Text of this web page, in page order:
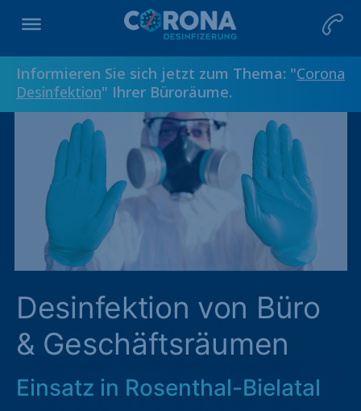
Informieren Sie sich jetzt zum Thema: "Corona
Desinfektion" Ihrer Büroräume.
Desinfektion von Büro
& Geschäftsräumen
Einsatz in Rosenthal-Bielatal